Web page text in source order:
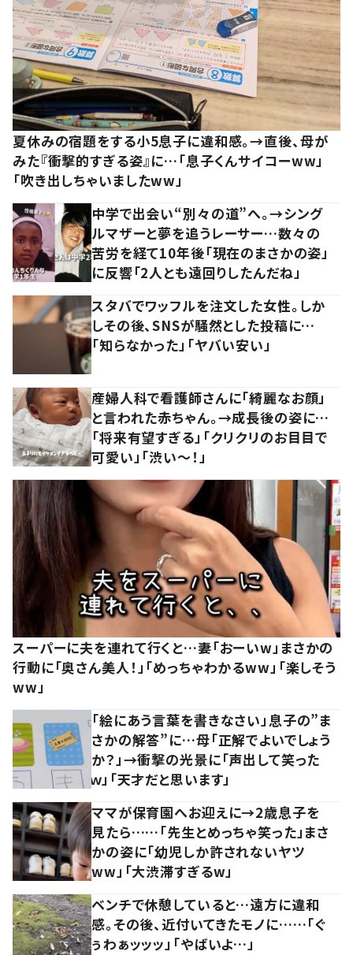
夏休みの宿題をする小5息子に違和感。→直後、母が
みた『衝撃的すぎる姿』に…「息子くんサイコーww」
「吹き出しちゃいましたww」
中学で出会い“別々の道”へ。→シング
ルマザーと夢を追うレーサー…数々の
苦労を経て10年後「現在のまさかの姿」
に反響「2人とも遠回りしたんだね」
スタバでワッフルを注文した女性。しか
しその後、SNSが騒然とした投稿に…
「知らなかった」「ヤバい安い」
産婦人科で看護師さんに「綺麗なお顔」
と言われた赤ちゃん。→成長後の姿に…
「将来有望すぎる」「クリクリのお目目で
可愛い」「渋い～！」
スーパーに夫を連れて行くと…妻「おーいw」まさかの
行動に「奥さん美人！」「めっちゃわかるww」「楽しそう
ww」
「絵にあう言葉を書きなさい」息子の”ま
さかの解答”に…母「正解でよいでしょう
か？」→衝撃の光景に「声出して笑った
ｗ」「天才だと思います」
ママが保育園へお迎えに→2歳息子を
見たら……「先生とめっちゃ笑った」まさ
かの姿に「幼児しか許されないヤツ
ww」「大渋滞すぎるw」
ベンチで休憩していると…遠方に違和
感。その後、近付いてきたモノに……「ぐ
ぅわぁッッッ」「やばいよ…」